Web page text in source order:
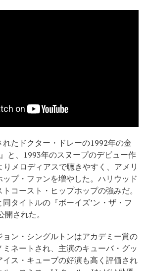
たドクター・ドレーの1992年の金
と、1993年のスヌープのデビュー作
りメロディアスで聴きやすく、アメリ
プ・ファンを増やした。ハリウッド
コースト・ヒップホップの強みだ。
タイトルの『ボーイズ’ン・ザ・フ
された。
ン・シングルトンはアカデミー賞の
ネートされ、主演のキューバ・グッ
ス・キューブの好演も高く評価され